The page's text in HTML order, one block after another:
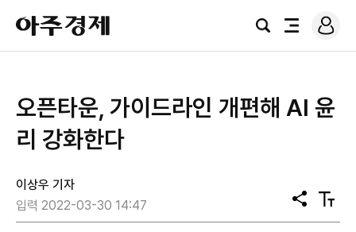
아
주
경
검
전
로
그
​오픈타운, 가이드라인 개편해 AI 윤
리 강화한다
이상우 기자
입력 2022-03-30 14:47
공
유
텍
스